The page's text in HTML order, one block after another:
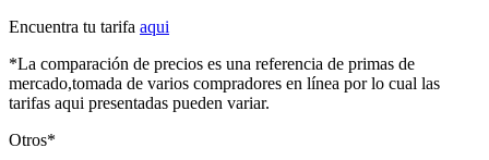
Encuentra tu tarifa aqui
*La comparación de precios es una referencia de primas de
mercado,tomada de varios compradores en línea por lo cual las
tarifas aqui presentadas pueden variar.
Otros*